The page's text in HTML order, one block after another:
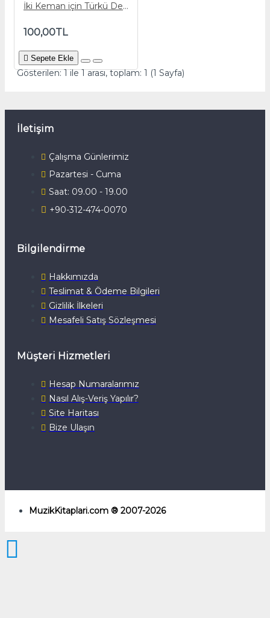
İki Keman için Türkü Demeti
100,00TL
Sepete Ekle
Gösterilen: 1 ile 1 arası, toplam: 1 (1 Sayfa)
İletişim
Çalışma Günlerimiz
Pazartesi - Cuma
Saat: 09.00 - 19.00
+90-312-474-0070
Bilgilendirme
Hakkımızda
Teslimat & Ödeme Bilgileri
Gizlilik İlkeleri
Mesafeli Satış Sözleşmesi
Müşteri Hizmetleri
Hesap Numaralarımız
Nasıl Alış-Veriş Yapılır?
Site Haritası
Bize Ulaşın
MuzikKitaplari.com ® 2007-2026